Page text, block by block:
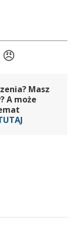
Masz
A może